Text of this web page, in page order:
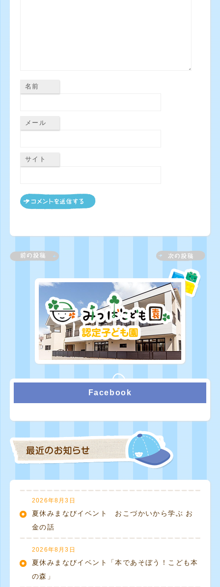
名前
メール
サイト
Facebook
2026年8月3日
夏休みまなびイベント おこづかいから学ぶ お
金の話
2026年8月3日
夏休みまなびイベント「本であそぼう！こども本
の森」